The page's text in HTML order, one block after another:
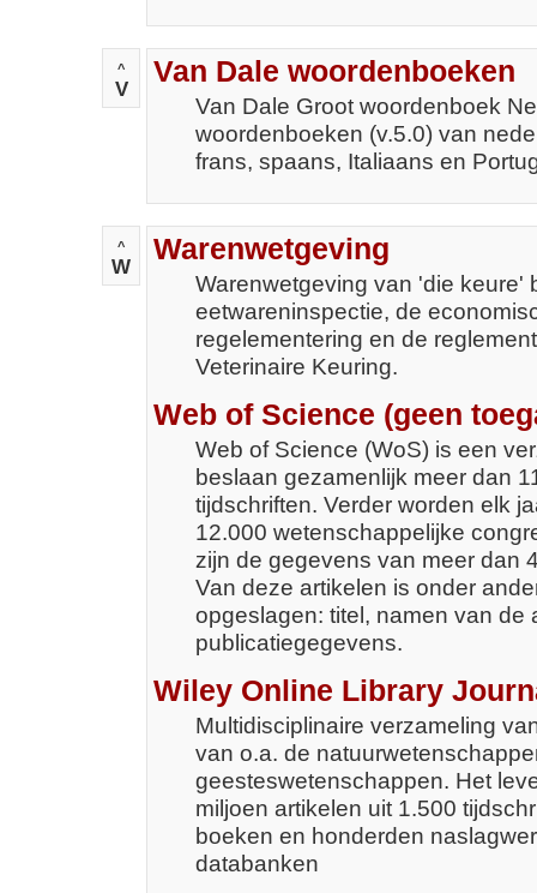
^
V
Van Dale woordenboeken
Van Dale Groot woordenboek
woordenboeken (v.5.0) van
frans, spaans, Italiaans en
^
W
Warenwetgeving
Warenwetgeving van 'die keure'
eetwareninspectie, de
regelementering en de
Veterinaire Keuring.
Web of Science (geen
Web of Science (WoS) is een
beslaan gezamenlijk meer dan
tijdschriften. Verder worden elk
12.000 wetenschappelijke
zijn de gegevens van meer dan
Van deze artikelen is onder
opgeslagen: titel, namen van de
publicatiegegevens.
Wiley Online Library
Multidisciplinaire verzameling
van o.a. de
geesteswetenschappen. Het
miljoen artikelen uit 1.500
boeken en honderden
databanken